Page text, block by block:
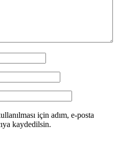
için adım, e-posta
kaydedilsin.